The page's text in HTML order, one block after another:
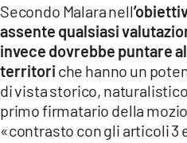
Secondo Malara nell
assente qualsiasi
invece dovrebbe puntare
territori che hanno un
di vista storico,
primo firmatario della
«contrasto con gli articoli 3